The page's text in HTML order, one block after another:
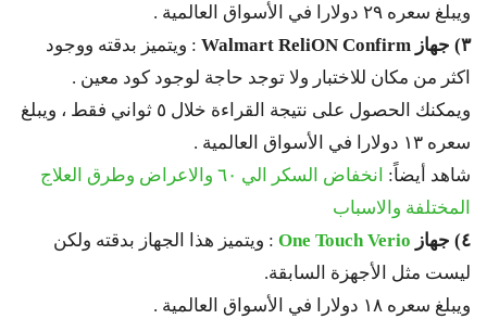
ويبلغ سعره ٢٩ دولارا في الأسواق العالمية .
٣) جهاز
Walmart ReliON Confirm : ويتميز بدقته ووجود
اكثر من مكان للاختبار ولا توجد حاجة لوجود كود معين .
ويمكنك الحصول على نتيجة القراءة خلال ٥ ثواني فقط ، ويبلغ
سعره ١٣ دولارا في الأسواق العالمية .
شاهد أيضاً:
انخفاض السكر الي ٦٠ والاعراض وطرق العلاج
المختلفة والاسباب
٤) جهاز
One Touch Verio : ويتميز هذا الجهاز بدقته ولكن
ليست مثل الأجهزة السابقة.
ويبلغ سعره ١٨ دولارا في الأسواق العالمية .